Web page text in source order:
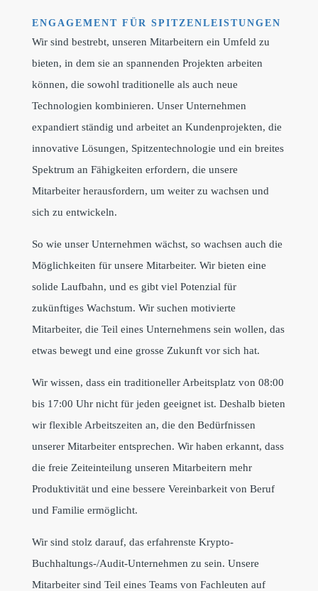
ENGAGEMENT FÜR SPITZENLEISTUNGEN
Wir sind bestrebt, unseren Mitarbeitern ein Umfeld zu
bieten, in dem sie an spannenden Projekten arbeiten
können, die sowohl traditionelle als auch neue
Technologien kombinieren. Unser Unternehmen
expandiert ständig und arbeitet an Kundenprojekten, die
innovative Lösungen, Spitzentechnologie und ein breites
Spektrum an Fähigkeiten erfordern, die unsere
Mitarbeiter herausfordern, um weiter zu wachsen und
sich zu entwickeln.
So wie unser Unternehmen wächst, so wachsen auch die
Möglichkeiten für unsere Mitarbeiter. Wir bieten eine
solide Laufbahn, und es gibt viel Potenzial für
zukünftiges Wachstum. Wir suchen motivierte
Mitarbeiter, die Teil eines Unternehmens sein wollen, das
etwas bewegt und eine grosse Zukunft vor sich hat.
Wir wissen, dass ein traditioneller Arbeitsplatz von 08:00
bis 17:00 Uhr nicht für jeden geeignet ist. Deshalb bieten
wir flexible Arbeitszeiten an, die den Bedürfnissen
unserer Mitarbeiter entsprechen. Wir haben erkannt, dass
die freie Zeiteinteilung unseren Mitarbeitern mehr
Produktivität und eine bessere Vereinbarkeit von Beruf
und Familie ermöglicht.
Wir sind stolz darauf, das erfahrenste Krypto-
Buchhaltungs-/Audit-Unternehmen zu sein. Unsere
Mitarbeiter sind Teil eines Teams von Fachleuten auf